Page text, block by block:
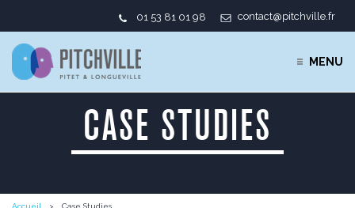
01 53 81 01 98 contact@pitchville.fr
MENU
CASE STUDIES
Accueil Case Studies